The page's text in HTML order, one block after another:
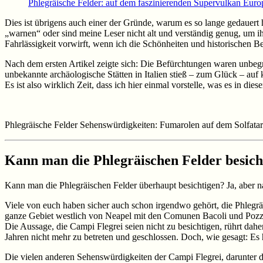
Phlegräische Felder: auf dem faszinierenden Supervulkan
Dies ist übrigens auch einer der Gründe, warum es so lange
„warnen“ oder sind meine Leser nicht alt und verständig genug,
Fahrlässigkeit vorwirft, wenn ich die Schönheiten und historischen
Nach dem ersten Artikel zeigte sich: Die Befürchtungen waren
unbekannte archäologische Stätten in Italien stieß – zum Glück –
Es ist also wirklich Zeit, dass ich hier einmal vorstelle, was es in
Phlegräische Felder Sehenswürdigkeiten: Fumarolen auf dem
Kann man die Phlegräischen Felder
Kann man die Phlegräischen Felder überhaupt besichtigen? Ja,
Viele von euch haben sicher auch schon irgendwo gehört, die
ganze Gebiet westlich von Neapel mit den Comunen Bacoli und
Die Aussage, die Campi Flegrei seien nicht zu besichtigen, rührt
Jahren nicht mehr zu betreten und geschlossen. Doch, wie gesagt:
Die vielen anderen Sehenswürdigkeiten der Campi Flegrei,